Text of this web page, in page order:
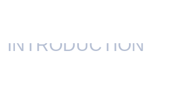
坚持“诚信立业
INTRODUCTION